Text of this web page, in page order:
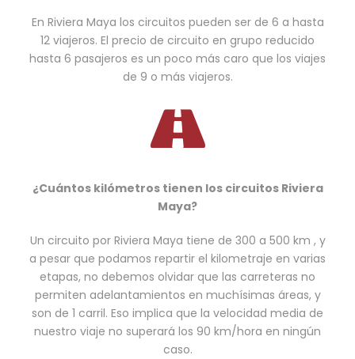
En Riviera Maya los circuitos pueden ser de 6 a hasta
12 viajeros. El precio de circuito en grupo reducido
hasta 6 pasajeros es un poco más caro que los viajes
de 9 o más viajeros.
¿Cuántos kilómetros tienen los circuitos Riviera
Maya?
Un circuito por Riviera Maya tiene de 300 a 500 km , y
a pesar que podamos repartir el kilometraje en varias
etapas, no debemos olvidar que las carreteras no
permiten adelantamientos en muchísimas áreas, y
son de 1 carril. Eso implica que la velocidad media de
nuestro viaje no superará los 90 km/hora en ningún
caso.